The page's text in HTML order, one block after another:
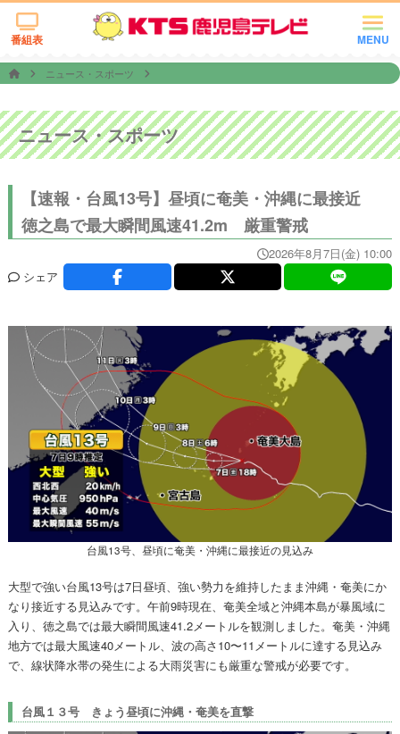
MENU
番組表
ニュース・スポーツ
ニュース・スポーツ
【速報・台風13号】昼頃に奄美・沖縄に最接近
徳之島で最大瞬間風速41.2m 厳重警戒
2026年8月7日(金) 10:00
シェア
台風13号、昼頃に奄美・沖縄に最接近の見込み
大型で強い台風13号は7日昼頃、強い勢力を維持したまま沖縄・奄美にか
なり接近する見込みです。午前9時現在、奄美全域と沖縄本島が暴風域に
入り、徳之島では最大瞬間風速41.2メートルを観測しました。奄美・沖縄
地方では最大風速40メートル、波の高さ10〜11メートルに達する見込み
で、線状降水帯の発生による大雨災害にも厳重な警戒が必要です。
台風１３号 きょう昼頃に沖縄・奄美を直撃